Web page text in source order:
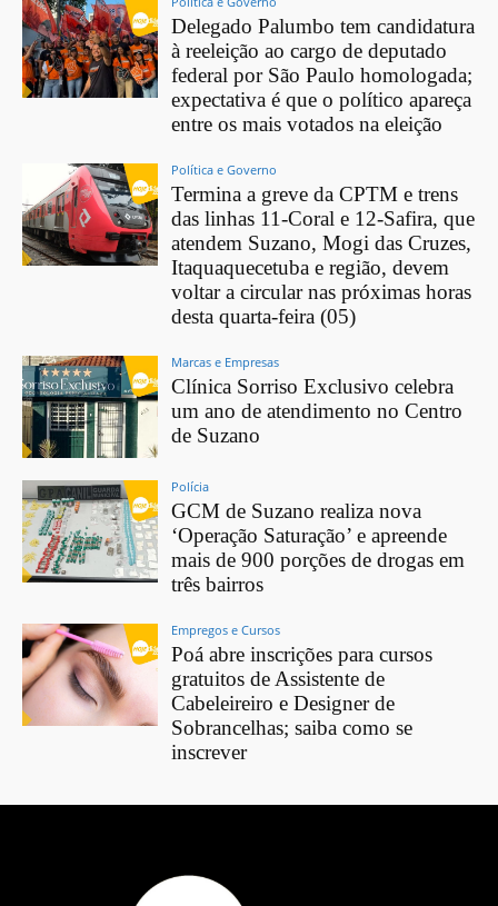
Delegado Palumbo tem candidatura
à reeleição ao cargo de deputado
federal por São Paulo homologada;
expectativa é que o político apareça
entre os mais votados na eleição
Política e Governo
Termina a greve da CPTM e trens
das linhas 11-Coral e 12-Safira, que
atendem Suzano, Mogi das Cruzes,
Itaquaquecetuba e região, devem
voltar a circular nas próximas horas
desta quarta-feira (05)
Marcas e Empresas
Clínica Sorriso Exclusivo celebra
um ano de atendimento no Centro
de Suzano
Polícia
GCM de Suzano realiza nova
‘Operação Saturação’ e apreende
mais de 900 porções de drogas em
três bairros
Empregos e Cursos
Poá abre inscrições para cursos
gratuitos de Assistente de
Cabeleireiro e Designer de
Sobrancelhas; saiba como se
inscrever